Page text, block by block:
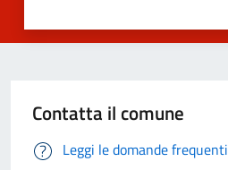
Contatta il comune
Leggi le domande frequenti